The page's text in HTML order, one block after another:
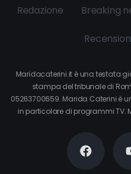
Redazione Breaking
Recensioni
Maridacaterini.it è una testata
stampa del tribunale di
05263700659. Marida Caterini è
in particolare di programmi TV.